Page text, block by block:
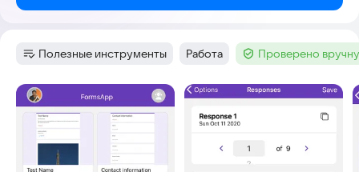
Категория:
Полезные инструменты Тег:
Работа Тег :Проверено
Скриншоты